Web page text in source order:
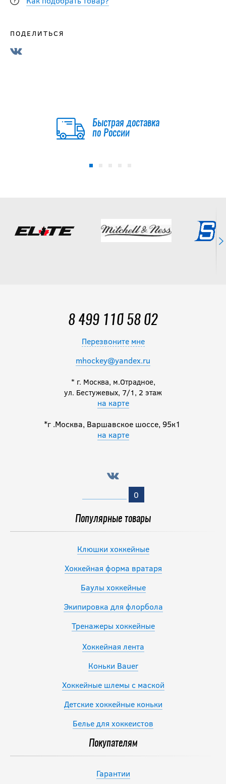
ПОДЕЛИТЬСЯ
Быстрая доставка
по России
8 499 110 58 02
Перезвоните мне
mhockey@yandex.ru
* г. Москва, м.Отрадное,
ул. Бестужевых, 7/1, 2 этаж
на карте
*г .Москва, Варшавское шоссе, 95к1
на карте
0
Популярные товары
Клюшки хоккейные
Хоккейная форма вратаря
Баулы хоккейные
Экипировка для флорбола
Тренажеры хоккейные
Хоккейная лента
Коньки Bauer
Хоккейные шлемы с маской
Детские хоккейные коньки
Белье для хоккеистов
Покупателям
Гарантии